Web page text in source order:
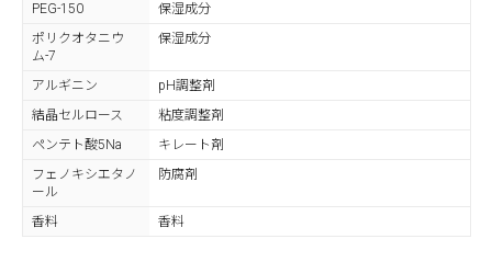
PEG-150
保湿成分
ポリクオタニウ
ム-7
保湿成分
アルギニン
pH調整剤
結晶セルロース
粘度調整剤
ペンテト酸5Na
キレート剤
フェノキシエタノ
ール
防腐剤
香料 香料